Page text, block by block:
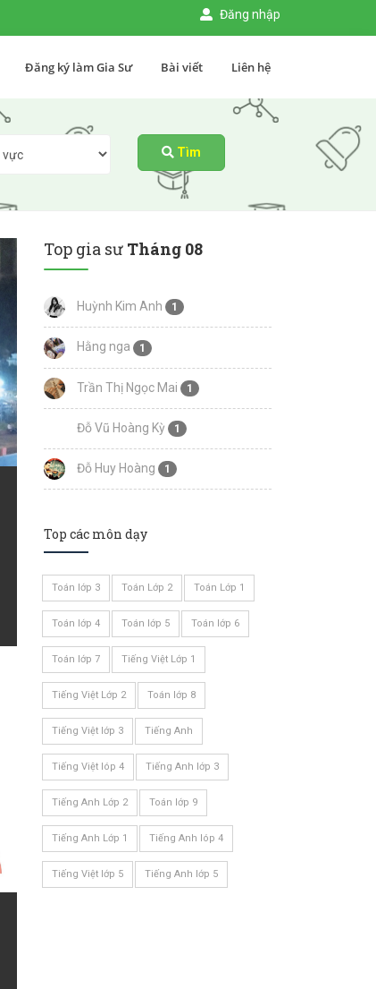
Đăng nhập
Đăng ký làm Gia Sư Bài viết Liên hệ
Tìm
Top gia sư Tháng 08
Huỳnh Kim Anh 1
Hằng nga 1
Trần Thị Ngọc Mai 1
Đỗ Vũ Hoàng Kỳ 1
Đỗ Huy Hoàng 1
Top các môn dạy
Toán lớp 3 Toán Lớp 2 Toán Lớp 1
Toán lớp 4 Toán lớp 5 Toán lớp 6
Toán lớp 7 Tiếng Việt Lớp 1
Tiếng Việt Lớp 2 Toán lớp 8
Tiếng Việt lớp 3 Tiếng Anh
Tiếng Việt lóp 4 Tiếng Anh lớp 3
Tiếng Anh Lớp 2 Toán lớp 9
Tiếng Anh Lớp 1 Tiếng Anh lóp 4
Tiếng Việt lớp 5 Tiếng Anh lớp 5